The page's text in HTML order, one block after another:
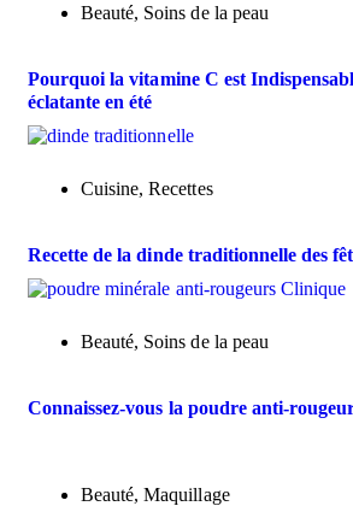
Beauté, Soins de la peau
Pourquoi la vitamine C est
éclatante en été
Cuisine,Recettes
Recette de la dinde traditionnelle des
Beauté, Soins de la peau
Connaissez-vous la poudre anti-
Beauté,Maquillage